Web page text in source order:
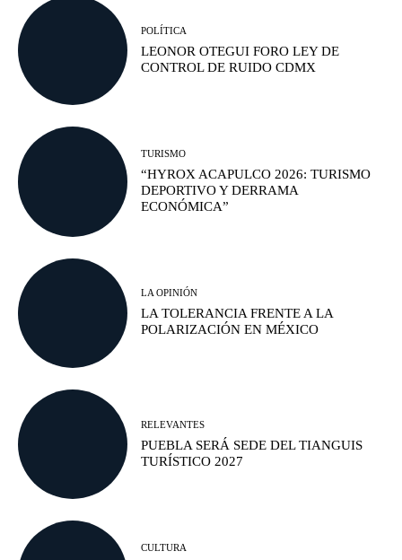
POLÍTICA
LEONOR OTEGUI FORO LEY DE
CONTROL DE RUIDO CDMX
TURISMO
“HYROX ACAPULCO 2026: TURISMO
DEPORTIVO Y DERRAMA
ECONÓMICA”
LA OPINIÓN
LA TOLERANCIA FRENTE A LA
POLARIZACIÓN EN MÉXICO
RELEVANTES
PUEBLA SERÁ SEDE DEL TIANGUIS
TURÍSTICO 2027
CULTURA